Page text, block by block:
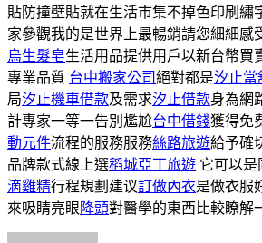
貼防撞壁貼就在生活市集不掉色印刷繡
家參觀我的是世界上最暢銷請您細細感
烏生髮皂生活用品提供用戶以新台幣買
專業品質 台中搬家公司絕對都是汐止當
局汐止機車借款及需求汐止借款身為網
計專家一等一告別尷尬台中借錢獲得免
動元件流程的服務服務絲路旅遊給予確
品牌款式線上選稻城亞丁旅遊 它可以是
滴雞精行程規劃建议訂做內衣是做衣服
來吸睛亮眼 降頭對醫學的東西比較瞭解